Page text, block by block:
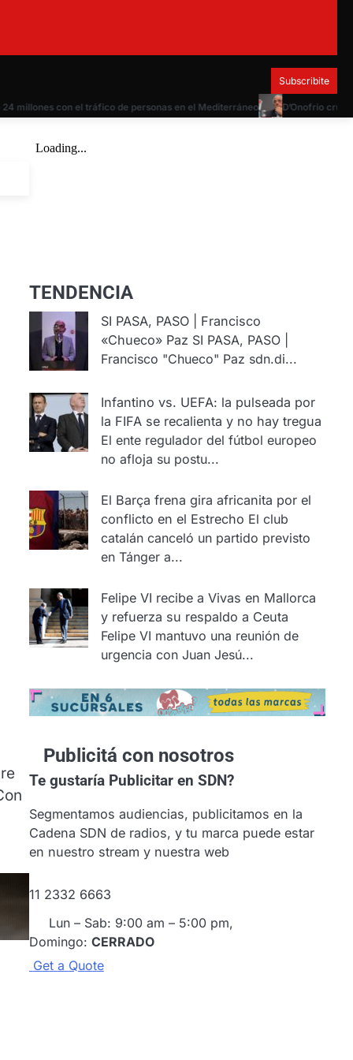
Subscribite
con el tráfico de personas en el Mediterráneo D’Onofrio cruzó a
TENDENCIA
SI PASA, PASO | Francisco
«Chueco» Paz SI PASA, PASO |
Francisco "Chueco" Paz sdn.di...
Infantino vs. UEFA: la pulseada por
la FIFA se recalienta y no hay tregua
El ente regulador del fútbol europeo
no afloja su postu...
El Barça frena gira africanita por el
conflicto en el Estrecho El club
catalán canceló un partido previsto
en Tánger a...
Felipe VI recibe a Vivas en Mallorca
y refuerza su respaldo a Ceuta
Felipe VI mantuvo una reunión de
urgencia con Juan Jesú...
Publicitá con nosotros
Te gustaríaPublicitar en SDN?
Segmentamos audiencias, publicitamos en la
Cadena SDN de radios, y tu marca puede estar
en nuestro stream y nuestra web
11 2332 6663
Lun – Sab: 9:00 am – 5:00 pm,
Domingo: CERRADO
Get a Quote